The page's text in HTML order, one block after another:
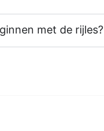
met de rijles?